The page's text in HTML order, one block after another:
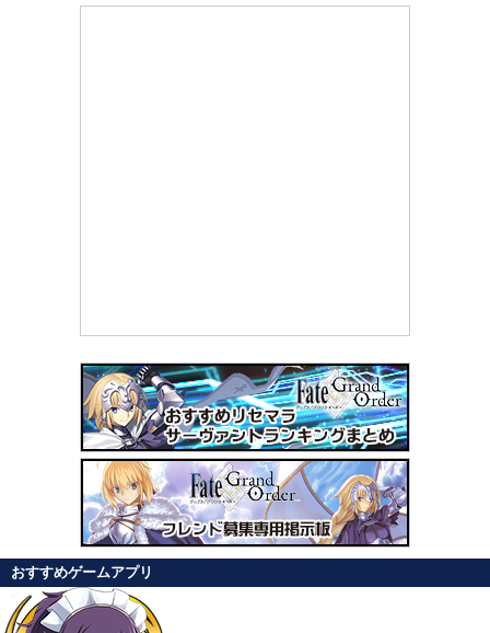
おすすめゲームアプリ